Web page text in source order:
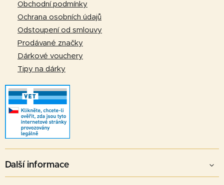
Obchodní podmínky
Ochrana osobních údajů
Odstoupení od smlouvy
Prodávané značky
Dárkové vouchery
Tipy na dárky
Další informace